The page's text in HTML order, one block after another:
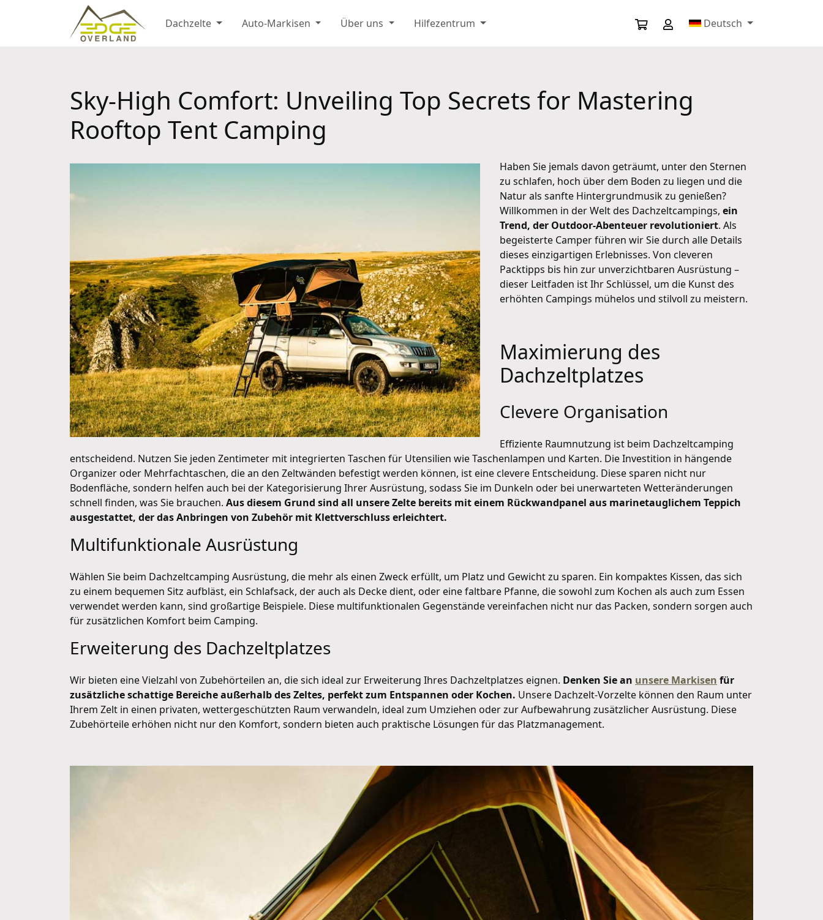
Dachzelte Auto-Markisen Über uns Hilfezentrum Deutsch
Sky-High Comfort: Unveiling Top Secrets for Mastering
Rooftop Tent Camping
Haben Sie jemals davon geträumt, unter den Sternen
zu schlafen, hoch über dem Boden zu liegen und die
Natur als sanfte Hintergrundmusik zu genießen?
Willkommen in der Welt des Dachzeltcampings, ein
Trend, der Outdoor-Abenteuer revolutioniert. Als
begeisterte Camper führen wir Sie durch alle Details
dieses einzigartigen Erlebnisses. Von cleveren
Packtipps bis hin zur unverzichtbaren Ausrüstung –
dieser Leitfaden ist Ihr Schlüssel, um die Kunst des
erhöhten Campings mühelos und stilvoll zu meistern.
Maximierung des
Dachzeltplatzes
Clevere Organisation
Effiziente Raumnutzung ist beim Dachzeltcamping
entscheidend. Nutzen Sie jeden Zentimeter mit integrierten Taschen für Utensilien wie Taschenlampen und Karten. Die Investition in hängende
Organizer oder Mehrfachtaschen, die an den Zeltwänden befestigt werden können, ist eine clevere Entscheidung. Diese sparen nicht nur
Bodenfläche, sondern helfen auch bei der Kategorisierung Ihrer Ausrüstung, sodass Sie im Dunkeln oder bei unerwarteten Wetteränderungen
schnell finden, was Sie brauchen. Aus diesem Grund sind all unsere Zelte bereits mit einem Rückwandpanel aus marinetauglichem Teppich
ausgestattet, der das Anbringen von Zubehör mit Klettverschluss erleichtert.
Multifunktionale Ausrüstung
Wählen Sie beim Dachzeltcamping Ausrüstung, die mehr als einen Zweck erfüllt, um Platz und Gewicht zu sparen. Ein kompaktes Kissen, das sich
zu einem bequemen Sitz aufbläst, ein Schlafsack, der auch als Decke dient, oder eine faltbare Pfanne, die sowohl zum Kochen als auch zum Essen
verwendet werden kann, sind großartige Beispiele. Diese multifunktionalen Gegenstände vereinfachen nicht nur das Packen, sondern sorgen auch
für zusätzlichen Komfort beim Camping.
Erweiterung des Dachzeltplatzes
Wir bieten eine Vielzahl von Zubehörteilen an, die sich ideal zur Erweiterung Ihres Dachzeltplatzes eignen. Denken Sie an unsere Markisen für
zusätzliche schattige Bereiche außerhalb des Zeltes, perfekt zum Entspannen oder Kochen. Unsere Dachzelt-Vorzelte können den Raum unter
Ihrem Zelt in einen privaten, wettergeschützten Raum verwandeln, ideal zum Umziehen oder zur Aufbewahrung zusätzlicher Ausrüstung. Diese
Zubehörteile erhöhen nicht nur den Komfort, sondern bieten auch praktische Lösungen für das Platzmanagement.